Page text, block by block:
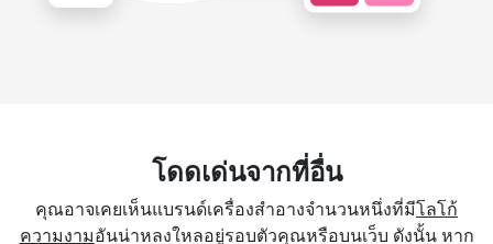
โดดเด่นจากที่อื่น
คุณอาจเคยเห็นแบรนด์เครื่องสำอางจำนวนหนึ่งที่มีโลโก้
ความงามอันน่าหลงใหลอยู่รอบตัวคุณหรือบนเว็บ ดังนั้น หาก